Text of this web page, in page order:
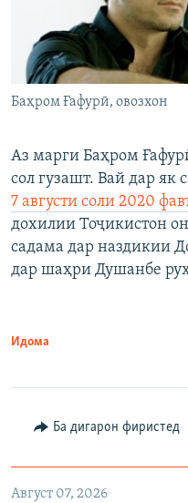
Баҳром Ғафурӣ, овозхон
Аз марги Баҳром
сол гузашт. Вай дар як
7 августи соли 2020
дохилии Тоҷикистон
садама дар наздикии
дар шаҳри Душанбе рух
Идома
Ба дигарон фиристед
Август 07, 2026